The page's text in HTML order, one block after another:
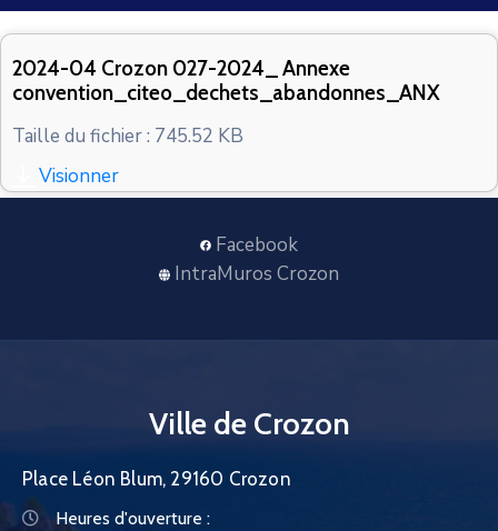
2024-04 Crozon 027-2024_ Annexe
convention_citeo_dechets_abandonnes_ANX
Taille du fichier : 745.52 KB
Visionner
Facebook
IntraMuros Crozon
Ville de Crozon
Place Léon Blum, 29160 Crozon
Heures d'ouverture :